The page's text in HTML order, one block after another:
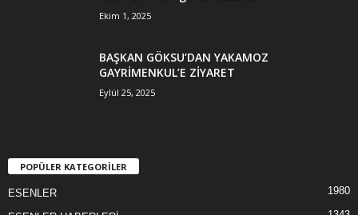
Ekim 1, 2025
BAŞKAN GÖKSU’DAN YAKAMOZ
GAYRİMENKUL’E ZİYARET
Eylül 25, 2025
POPÜLER KATEGORİLER
ESENLER 1980